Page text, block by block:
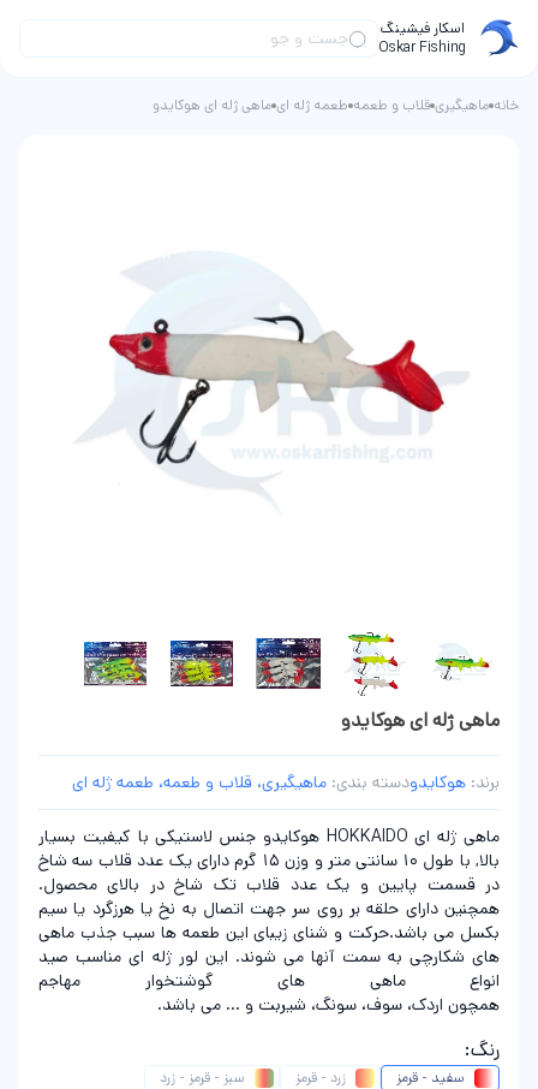
اسکار فیشینگ
Oskar Fishing
خانه ماهیگیری قلاب و طعمه طعمه ژله ای ماهی ژله ای هوکایدو
ماهی ژله ای هوکایدو
برند: هوکایدودسته بندی: ماهیگیری، قلاب و طعمه، طعمه ژله ای
ماهی ژله ای HOKKAIDO هوکایدو جنس لاستیکی با کیفیت بسیار
بالا, با طول 10 سانتی متر و وزن 15 گرم دارای یک عدد قلاب سه شاخ
در قسمت پایین و یک عدد قلاب تک شاخ در بالای محصول.
همچنین دارای حلقه بر روی سر جهت اتصال به نخ یا هرزگرد یا سیم
بکسل می باشد.حرکت و شنای زیبای این طعمه ها سبب جذب ماهی
های شکارچی به سمت آنها می شوند. این لور ژله ای مناسب صید
انواع ماهی های گوشتخوار مهاجم
همچون اردک، سوف، سونگ، شیربت و ... می باشد.
رنگ:
زرد - قرمز سبز - قرمز - زرد سفید - قرمز